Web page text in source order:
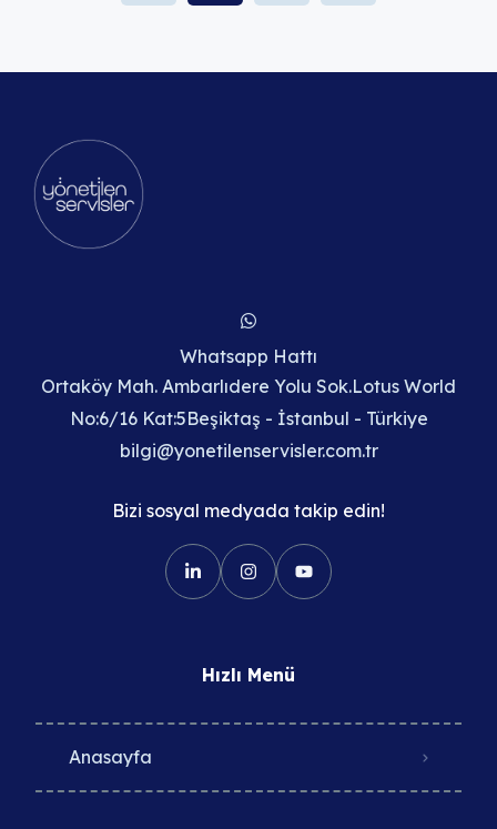
Whatsapp Hattı
Ortaköy Mah. Ambarlıdere Yolu Sok.Lotus World
No:6/16 Kat:5Beşiktaş - İstanbul - Türkiye
bilgi@yonetilenservisler.com.tr
Bizi sosyal medyada takip edin!
Hızlı Menü
Anasayfa